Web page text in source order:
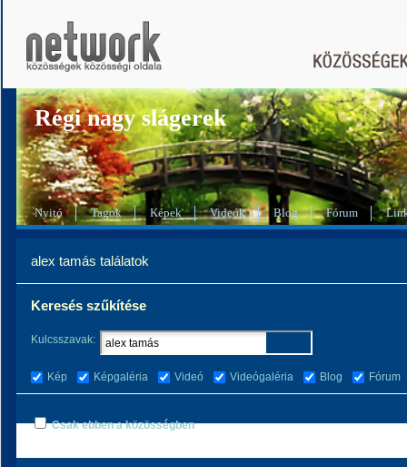
Régi nagy slágerek
Nyitó Tagok Képek Videók Blog Fórum
alex tamás találatok
Keresés szűkítése
Kulcsszavak:
Kép Képgaléria Videó Videógaléria Blog Fórum
Csak ebben a közösségben